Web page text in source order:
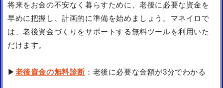
将来をお金の不安なく暮らすために、老後に必要な資金を
早めに把握し、計画的に準備を始めましょう。マネイロで
は、老後資金づくりをサポートする無料ツールを利用いた
だけます。
▶ 老後資金の無料診断 ：老後に必要な金額が3分でわかる